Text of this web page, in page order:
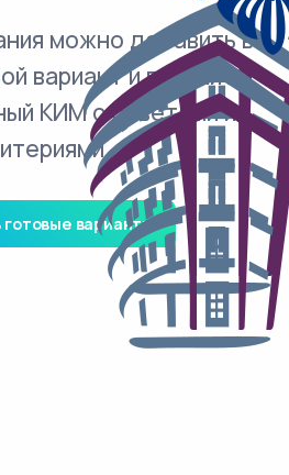
можно добавить в
вариант и получить
КИМ с ответами и
готовые варианты